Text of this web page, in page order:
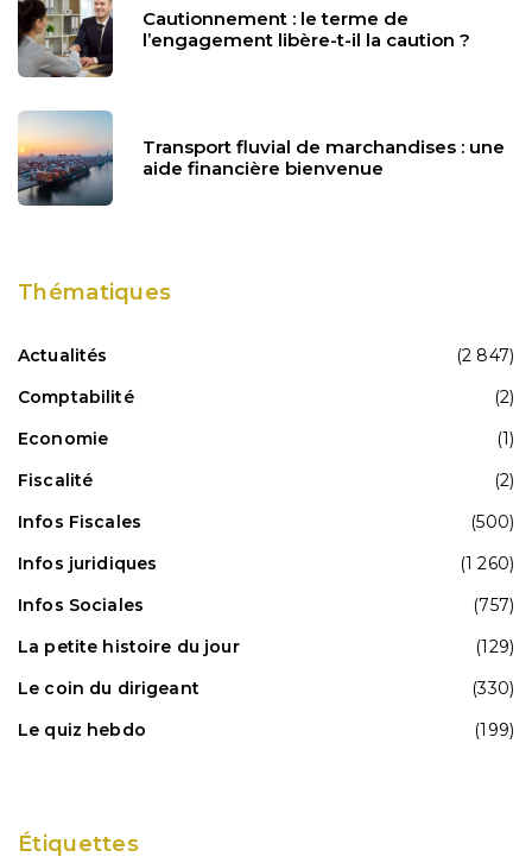
Cautionnement : le terme de
l’engagement libère-t-il la caution ?
Transport fluvial de marchandises : une
aide financière bienvenue
Thématiques
Actualités
(2 847)
Comptabilité
(2)
Economie
(1)
Fiscalité
(2)
Infos Fiscales
(500)
Infos juridiques
(1 260)
Infos Sociales
(757)
La petite histoire du jour
(129)
Le coin du dirigeant
(330)
Le quiz hebdo
(199)
Étiquettes